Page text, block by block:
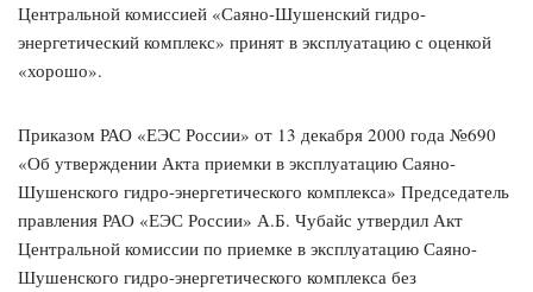
Центральной комиссией «Саяно-Шушенский гидро-
энергетический комплекс» принят в эксплуатацию с оценкой
«хорошо».
Приказом РАО «ЕЭС России» от 13 декабря 2000 года №690
«Об утверждении Акта приемки в эксплуатацию Саяно-
Шушенского гидро-энергетического комплекса» Председатель
правления РАО «ЕЭС России» А.Б. Чубайс утвердил Акт
Центральной комиссии по приемке в эксплуатацию Саяно-
Шушенского гидро-энергетического комплекса без